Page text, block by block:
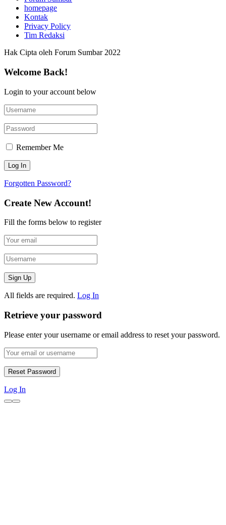
homepage
Kontak
Privacy Policy
Tim Redaksi
Hak Cipta oleh Forum Sumbar 2022
Welcome Back!
Login to your account below
Remember Me
Forgotten Password?
Create New Account!
Fill the forms below to register
All fields are required. Log In
Retrieve your password
Please enter your username or email address to reset your password.
Log In